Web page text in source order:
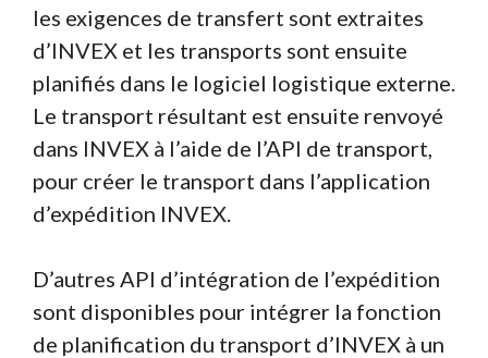
les exigences de transfert sont extraites
d’INVEX et les transports sont ensuite
planifiés dans le logiciel logistique externe.
Le transport résultant est ensuite renvoyé
dans INVEX à l’aide de l’API de transport,
pour créer le transport dans l’application
d’expédition INVEX.
D’autres API d’intégration de l’expédition
sont disponibles pour intégrer la fonction
de planification du transport d’INVEX à un